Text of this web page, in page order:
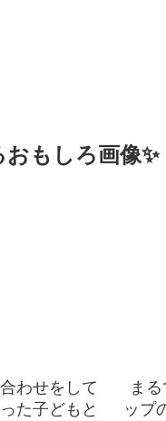
もしろ画像✨
わせをして
た子どもと
ま
ップ